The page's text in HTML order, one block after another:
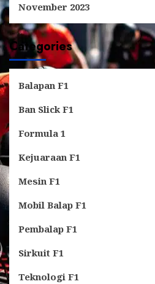
November 2023
Categories
Balapan F1
Ban Slick F1
Formula 1
Kejuaraan F1
Mesin F1
Mobil Balap F1
Pembalap F1
Sirkuit F1
Teknologi F1